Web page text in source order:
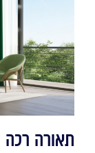
תאורה רכה